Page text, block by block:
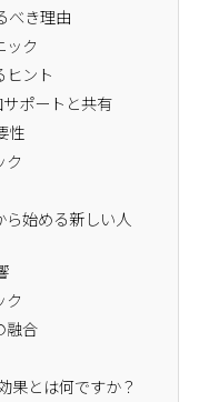
べき理由
ック
ヒント
ポートと共有
性
ク
始める新しい人
ク
融合
果とは何ですか？